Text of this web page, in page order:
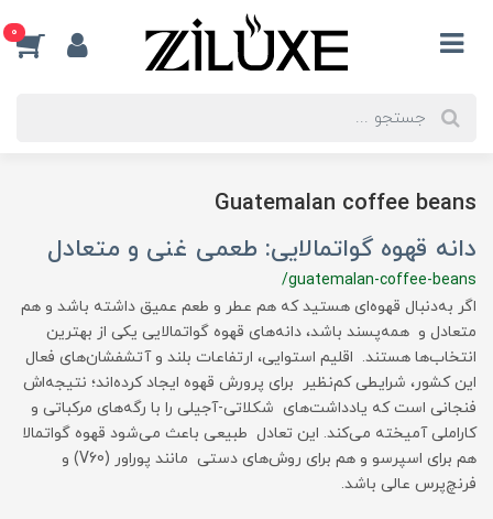
0
Guatemalan coffee beans
دانه قهوه گواتمالایی: طعمی غنی و متعادل
/guatemalan-coffee-beans
اگر به‌دنبال قهوه‌ای هستید که هم عطر و طعم عمیق داشته باشد و هم
متعادل و همه‌پسند باشد، دانه‌های قهوه گواتمالایی یکی از بهترین
انتخاب‌ها هستند. اقلیم استوایی، ارتفاعات بلند و آتشفشان‌های فعال
این کشور، شرایطی کم‌نظیر برای پرورش قهوه ایجاد کرده‌اند؛ نتیجه‌اش
فنجانی است که یادداشت‌های شکلاتی-آجیلی را با رگه‌های مرکباتی و
کاراملی آمیخته می‌کند. این تعادل طبیعی باعث می‌شود قهوه گواتمالا
هم برای اسپرسو و هم برای روش‌های دستی مانند پوراور (V60) و
فرنچ‌پرس عالی باشد.